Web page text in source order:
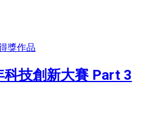
獎作品
技創新大賽 Part 3